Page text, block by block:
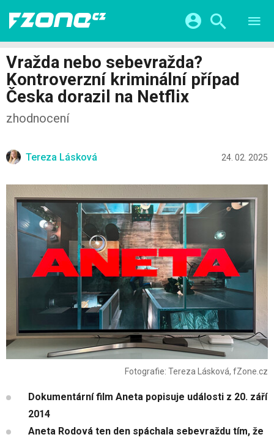
VIDEA
SERIÁLY
KATEGORIE
CHYTRÁ MĚSTA
ŽIVOT BUDOUCNOSTI
HRY A ZÁBAVA
FINTECH
Facebook Google
Twitter
Vražda nebo sebevražda?
Kontroverzní kriminální případ
Česka dorazil na Netflix
zhodnocení
Tereza Lásková 24. 02. 2025
Fotografie: Tereza Lásková, fZone.cz
Dokumentární film Aneta popisuje události z 20. září
2014
Aneta Rodová ten den spáchala sebevraždu tím, že